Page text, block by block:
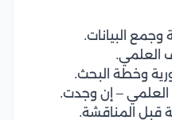
وجمع البيانات.
العلمي.
وخطة البحث.
العلمي – إن وجدت.
قبل المناقشة.